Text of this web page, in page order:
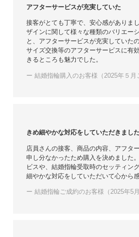
アフターサービスが充実していた
接客がとても丁寧で、安心感がありま
ザインに関して様々な種類のバリエー
と、アフターサービスが充実していた
サイズ交換等のアフターサービスに有
きるところも魅力でした。
ー 結婚指輪購入のお客様（2025年５月
きめ細やかな対応をしていただきました
店員さんの接客、商品の内容、アフタ
申し分なかったため購入を決めました
ビスや、結婚指輪受取時のセッティン
細やかな対応をしていただいて心から
ー 結婚指輪ご成約のお客様（2025年5月